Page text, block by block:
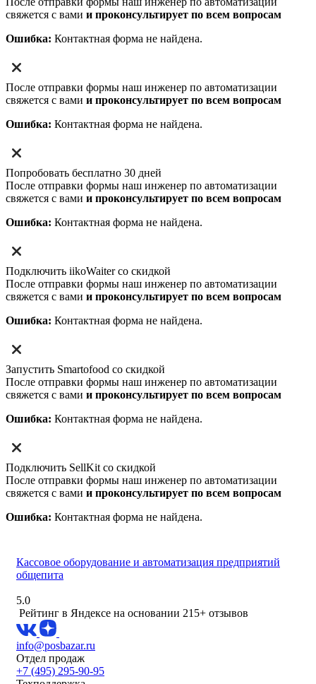
свяжется с вами и проконсультирует по всем вопросам
Ошибка: Контактная форма не найдена.
После отправки формы наш инженер по автоматизации
свяжется с вами и проконсультирует по всем вопросам
Ошибка: Контактная форма не найдена.
Попробовать бесплатно 30 дней
После отправки формы наш инженер по автоматизации
свяжется с вами и проконсультирует по всем вопросам
Ошибка: Контактная форма не найдена.
Подключить iikoWaiter со скидкой
После отправки формы наш инженер по автоматизации
свяжется с вами и проконсультирует по всем вопросам
Ошибка: Контактная форма не найдена.
Запустить Smartofood со скидкой
После отправки формы наш инженер по автоматизации
свяжется с вами и проконсультирует по всем вопросам
Ошибка: Контактная форма не найдена.
Подключить SellKit со скидкой
После отправки формы наш инженер по автоматизации
свяжется с вами и проконсультирует по всем вопросам
Ошибка: Контактная форма не найдена.
Кассовое оборудование и автоматизация предприятий
общепита
5.0
Рейтинг в Яндексе на основании 215+ отзывов
info@posbazar.ru
Отдел продаж
+7 (495) 295-90-95